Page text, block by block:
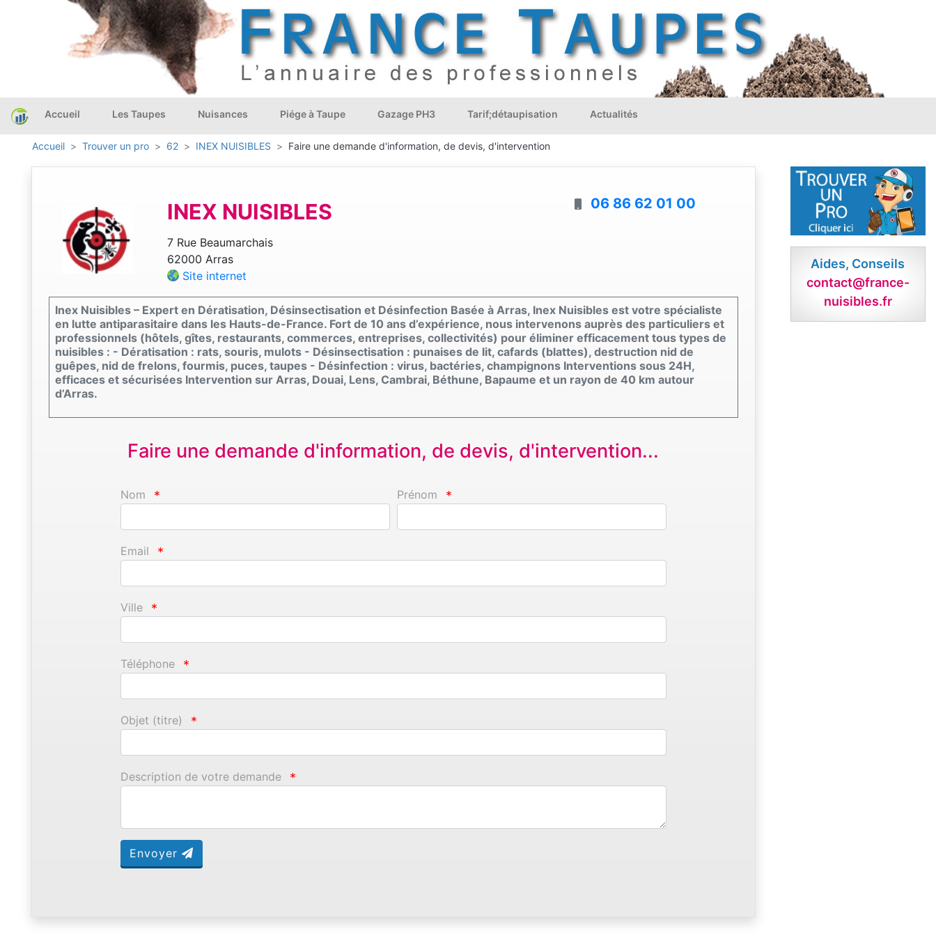
Accueil Les Taupes Nuisances Piége à Taupe Gazage PH3 Tarif;détaupisation Actualités
Accueil Trouver un pro 62 INEX NUISIBLES Faire une demande d'information, de devis, d'intervention
INEX NUISIBLES
7 Rue Beaumarchais
62000 Arras
Site internet
06 86 62 01 00
Inex Nuisibles – Expert en Dératisation, Désinsectisation et Désinfection Basée à Arras, Inex Nuisibles est votre spécialiste
en lutte antiparasitaire dans les Hauts-de-France. Fort de 10 ans d’expérience, nous intervenons auprès des particuliers et
professionnels (hôtels, gîtes, restaurants, commerces, entreprises, collectivités) pour éliminer efficacement tous types de
nuisibles : - Dératisation : rats, souris, mulots - Désinsectisation : punaises de lit, cafards (blattes), destruction nid de
guêpes, nid de frelons, fourmis, puces, taupes - Désinfection : virus, bactéries, champignons Interventions sous 24H,
efficaces et sécurisées Intervention sur Arras, Douai, Lens, Cambrai, Béthune, Bapaume et un rayon de 40 km autour
d’Arras.
Faire une demande d'information, de devis, d'intervention...
Nom * Prénom *
Email *
Ville *
Téléphone *
Objet (titre) *
Description de votre demande *
Envoyer
Aides, Conseils
contact@france-
nuisibles.fr